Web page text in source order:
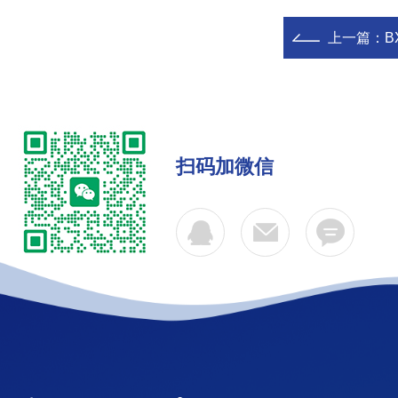
上一篇：
扫码加微信